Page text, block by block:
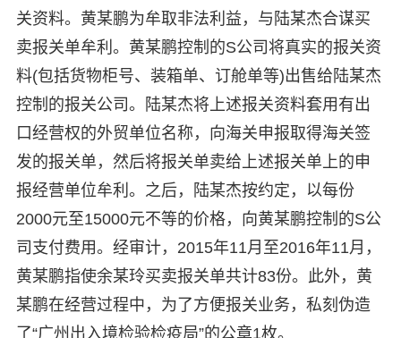
关资料。黄某鹏为牟取非法利益，与陆某杰合谋买
卖报关单牟利。黄某鹏控制的S公司将真实的报关资
料(包括货物柜号、装箱单、订舱单等)出售给陆某杰
控制的报关公司。陆某杰将上述报关资料套用有出
口经营权的外贸单位名称，向海关申报取得海关签
发的报关单，然后将报关单卖给上述报关单上的申
报经营单位牟利。之后，陆某杰按约定，以每份
2000元至15000元不等的价格，向黄某鹏控制的S公
司支付费用。经审计，2015年11月至2016年11月，
黄某鹏指使余某玲买卖报关单共计83份。此外，黄
某鹏在经营过程中，为了方便报关业务，私刻伪造
了“广州出入境检验检疫局”的公章1枚。